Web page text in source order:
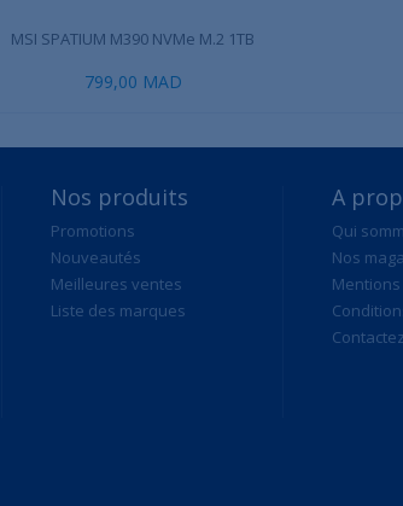
MSI SPATIUM M390 NVMe M.2 1TB
799,00 MAD
Nos produits
Promotions
Nouveautés
Meilleures ventes
Liste des marques
A
Qui
Nos